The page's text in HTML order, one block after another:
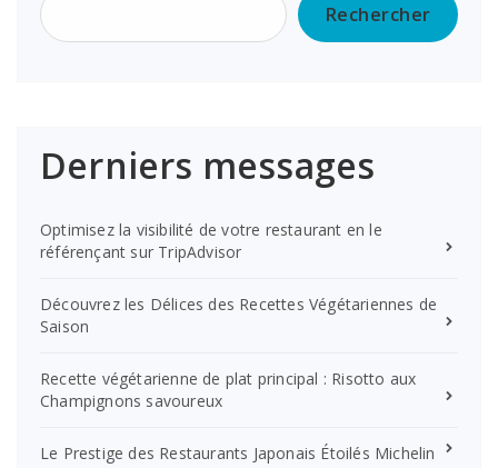
Rechercher
Derniers messages
Optimisez la visibilité de votre restaurant en le
référençant sur TripAdvisor
Découvrez les Délices des Recettes Végétariennes de
Saison
Recette végétarienne de plat principal : Risotto aux
Champignons savoureux
Le Prestige des Restaurants Japonais Étoilés Michelin